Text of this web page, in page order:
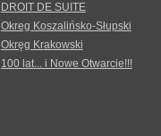
DROIT DE SUITE
Okreg Koszalińsko-Słupski
Okręg Krakowski
100 lat... i Nowe Otwarcie!!!